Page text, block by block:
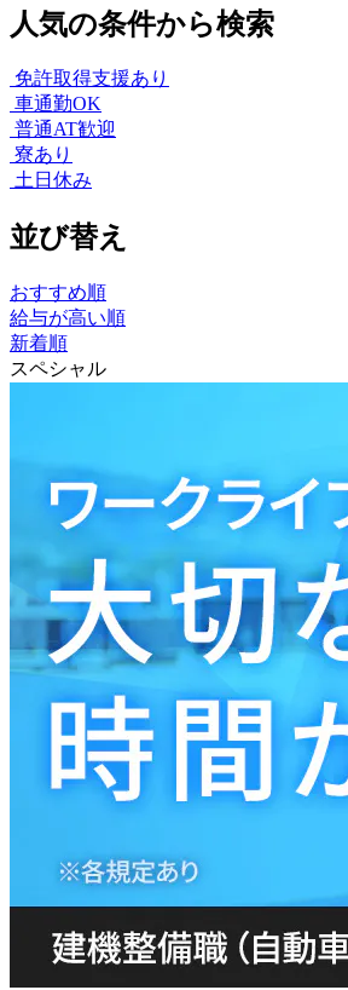
人気の条件から検索
免許取得支援あり
車通勤OK
普通AT歓迎
寮あり
土日休み
並び替え
おすすめ順
給与が高い順
新着順
スペシャル